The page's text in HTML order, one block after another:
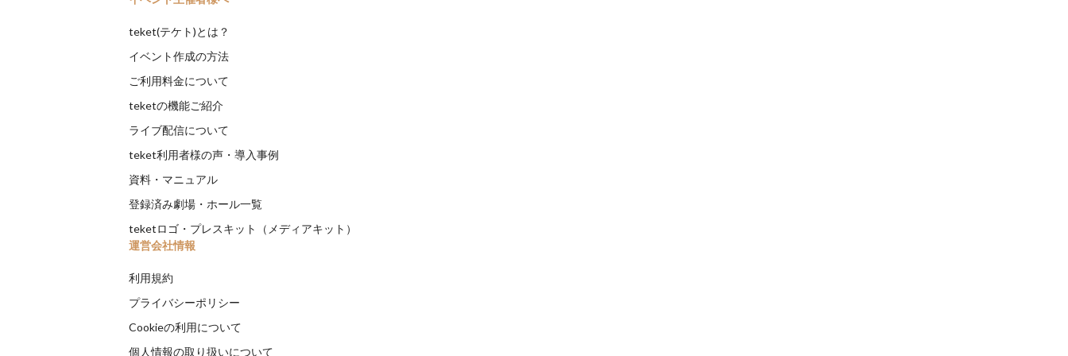
teket(テケト)とは？
イベント作成の方法
ご利用料金について
teketの機能ご紹介
ライブ配信について
teket利用者様の声・導入事例
資料・マニュアル
登録済み劇場・ホール一覧
teketロゴ・プレスキット（メディアキット）
運営会社情報
利用規約
プライバシーポリシー
Cookieの利用について
個人情報の取り扱いについて